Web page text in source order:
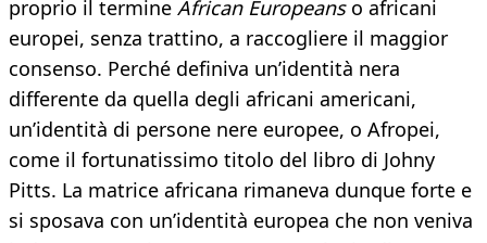
proprio il termine African Europeanso africani
europei, senza trattino, a raccogliere il maggior
consenso. Perché definiva un’identità nera
differente da quella degli africani americani,
un’identità di persone nere europee, o Afropei,
come il fortunatissimo titolo del libro di Johny
Pitts. La matrice africana rimaneva dunque forte e
si sposava con un’identità europea che non veniva